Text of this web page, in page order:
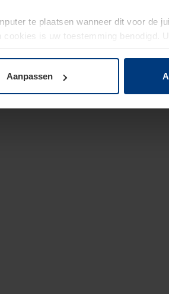
te plaatsen wanneer dit voor de
is uw toestemming benodigd.
op onze website wijzigen
Aanpassen